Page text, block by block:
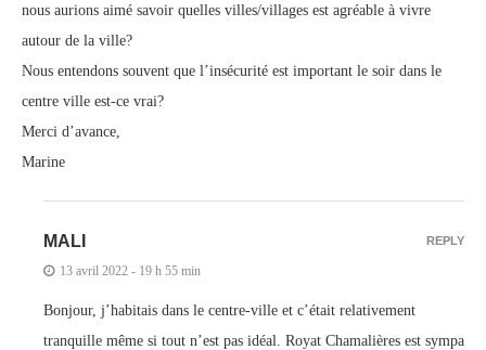
nous aurions aimé savoir quelles villes/villages est agréable à vivre
autour de la ville?
Nous entendons souvent que l’insécurité est important le soir dans le
centre ville est-ce vrai?
Merci d’avance,
Marine
MALI
13 avril 2022 - 19 h 55 min
Bonjour, j’habitais dans le centre-ville et c’était relativement
tranquille même si tout n’est pas idéal. Royat Chamalières est sympa
REPLY